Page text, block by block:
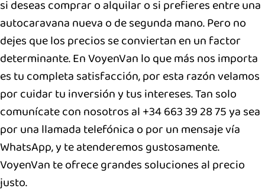
si deseas comprar o alquilar o si prefieres entre una
autocaravana nueva o de segunda mano. Pero no
dejes que los precios se conviertan en un factor
determinante. En VoyenVan lo que más nos importa
es tu completa satisfacción, por esta razón velamos
por cuidar tu inversión y tus intereses. Tan solo
comunícate con nosotros al +34 663 39 28 75 ya sea
por una llamada telefónica o por un mensaje vía
WhatsApp, y te atenderemos gustosamente.
VoyenVan te ofrece grandes soluciones al precio
justo.